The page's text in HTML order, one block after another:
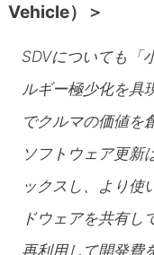
Vehicle）＞
SDVについても「
ルギー極少化を具
でクルマの価値を
ソフトウェア更新
ックスし、より使
ドウェアを共有し
再利用して開発費